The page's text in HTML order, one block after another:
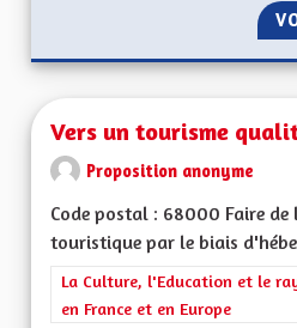
Vers un tourisme
Proposition anonyme
Code postal : 68000 Faire de
touristique par le biais
Filtrer les résultats de la
La Culture, l'Education et le
en France et en Europe